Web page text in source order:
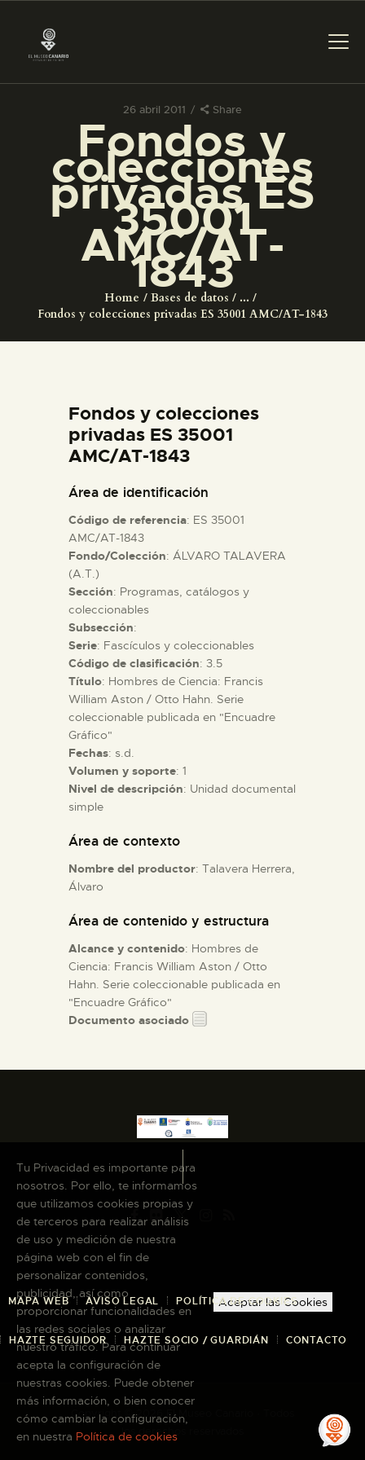
26 abril 2011 Share
Fondos y
colecciones
privadas ES
35001
AMC/AT-
1843
Home Bases de datos
...
Fondos y colecciones privadas ES 35001 AMC/AT-1843
PREPARAR LA VISITA
ACTIVIDADES
EL MUSEO
ESPAÑOL
ACTIVIDADES
█
EL MUSEO
COLECCIONES
DIDÁCTICA
ESPAÑOL
Fondos y colecciones
privadas ES 35001
AMC/AT-1843
Área de identificación
Código de referencia: ES 35001
AMC/AT-1843
Fondo/Colección: ÁLVARO TALAVERA
(A.T.)
Sección: Programas, catálogos y
coleccionables
Subsección:
Serie: Fascículos y coleccionables
Código de clasificación: 3.5
Título: Hombres de Ciencia: Francis
William Aston / Otto Hahn. Serie
coleccionable publicada en "Encuadre
Gráfico"
Fechas: s.d.
Volumen y soporte: 1
Nivel de descripción: Unidad documental
simple
Área de contexto
Nombre del productor: Talavera Herrera,
Álvaro
Área de contenido y estructura
Alcance y contenido: Hombres de
Ciencia: Francis William Aston / Otto
Hahn. Serie coleccionable publicada en
"Encuadre Gráfico"
Documento asociado
MAPA WEB AVISO LEGAL POLÍTICA DE COOKIES
HAZTE SEGUIDOR HAZTE SOCIO / GUARDIÁN CONTACTO
Copyright © 2026 El Museo Canario · Todos
los derechos reservados
Tu Privacidad es importante para
nosotros. Por ello, te informamos
que utilizamos cookies propias y
de terceros para realizar análisis
de uso y medición de nuestra
página web con el fin de
personalizar contenidos,
publicidad, así como
proporcionar funcionalidades en
las redes sociales o analizar
nuestro tráfico. Para continuar
acepta la configuración de
nuestras cookies. Puede obtener
más información, o bien conocer
cómo cambiar la configuración,
en nuestra Política de cookies
Aceptar las Cookies